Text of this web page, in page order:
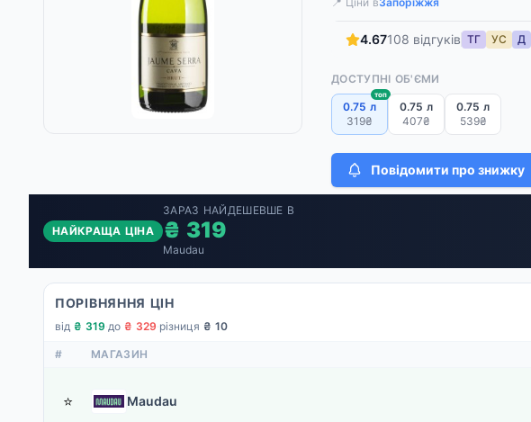
4.67108 відгуків ТГ УС Д
ДОСТУПНІ ОБ'ЄМИ
0.75 л
319₴
топ
0.75 л
407₴
0.75 л
539₴
Повідомити про знижку
НАЙКРАЩА ЦІНА
ЗАРАЗ НАЙДЕШЕВШЕ В
₴ 319
Maudau
ПОРІВНЯННЯ ЦІН
від ₴ 319·до ₴ 329·різниця ₴ 10
# МАГАЗИН
⭐ Maudau